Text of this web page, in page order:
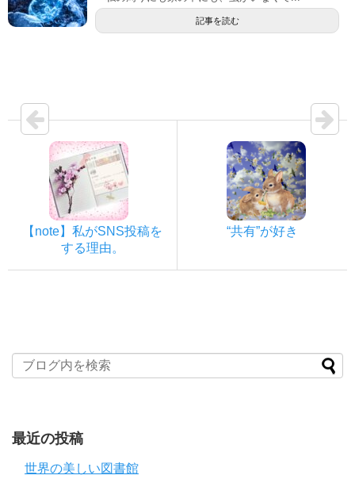
記事を読む
【note】私がSNS投稿を
する理由。
“共有”が好き
最近の投稿
世界の美しい図書館